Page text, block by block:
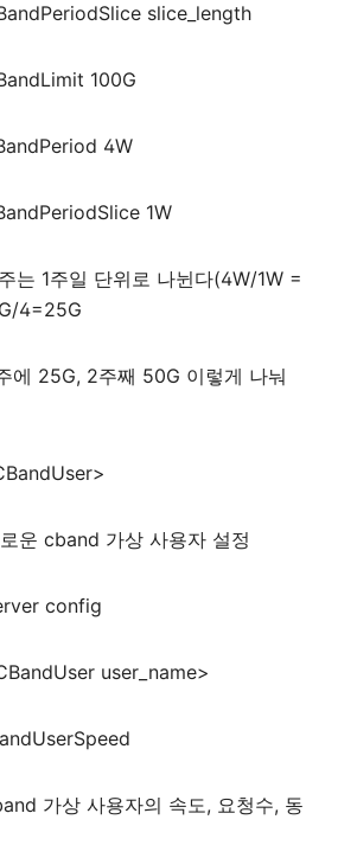
slice_length
100G
4W
1W
단위로 나뉜다(4W/1W =
4=25G
2주째 50G 이렇게 나눠
cband 가상 사용자 설정
config
user_name>
가상 사용자의 속도, 요청수, 동